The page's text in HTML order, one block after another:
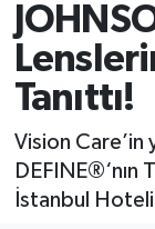
Tanıttı!
Vision Care’in
DEFINE®‘nın
İstanbul
İstanbul
Trafik
Süper Lig
Tüm